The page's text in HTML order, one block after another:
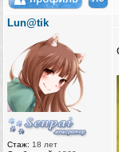
Lun@tik
Стаж: 18 лет